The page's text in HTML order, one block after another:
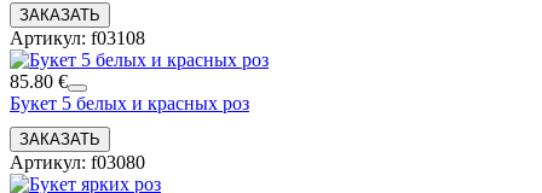
Артикул: f03108
85.80 €
Букет 5 белых и красных роз
Артикул: f03080